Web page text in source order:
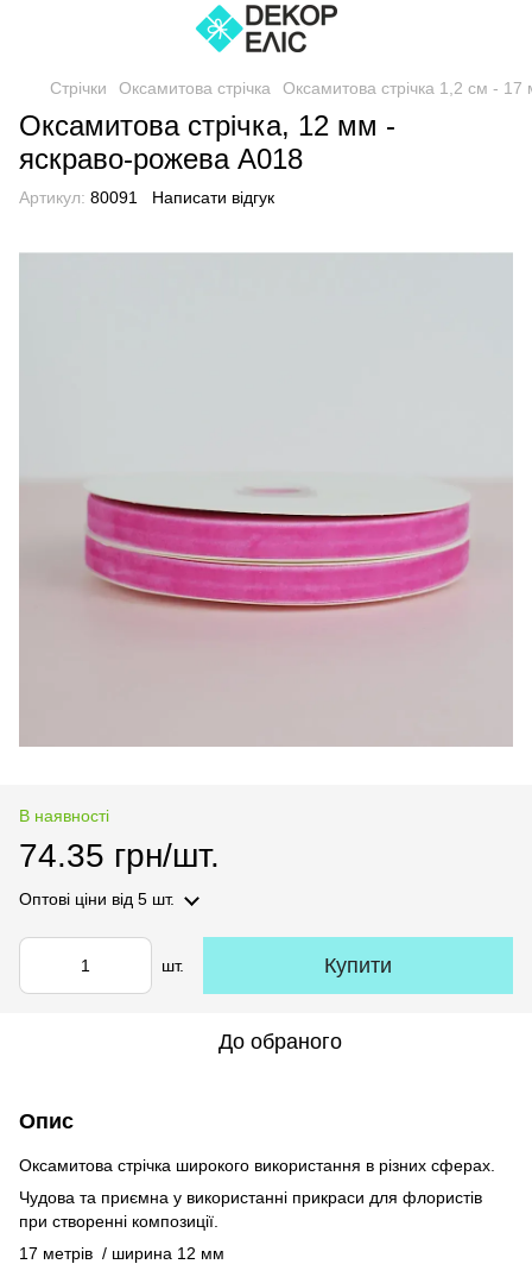
Стрічки Оксамитова стрічка Оксамитова стрічка 1,2 см - 17
Оксамитова стрічка, 12 мм -
яскраво-рожева А018
Артикул: 80091 Написати відгук
В наявності
74.35 грн/шт.
Оптові ціни від 5 шт.
шт. Купити
До обраного
Опис
Оксамитова стрічка широкого використання в різних сферах.
Чудова та приємна у використанні прикраси для флористів
при створенні композиції.
17 метрів / ширина 12 мм